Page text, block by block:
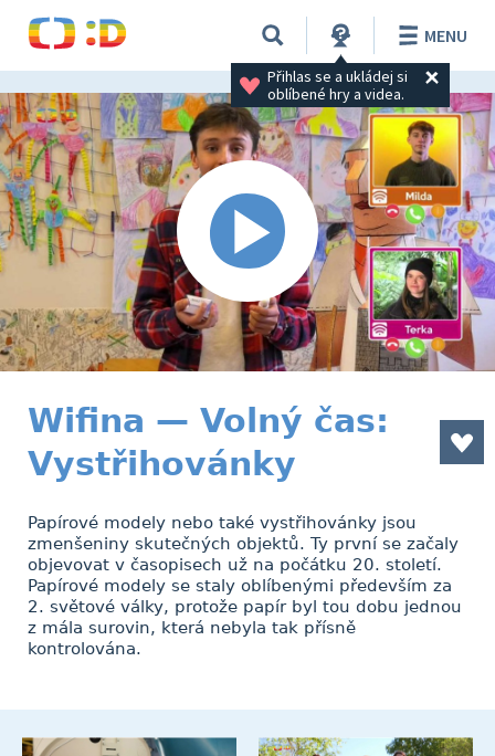
Přihlas se a ukládej si
oblíbené hry a videa.
MENU
Wifina — Volný čas:
Vystřihovánky
Papírové modely nebo také vystřihovánky jsou
zmenšeniny skutečných objektů. Ty první se začaly
objevovat v časopisech už na počátku 20. století.
Papírové modely se staly oblíbenými především za
2. světové války, protože papír byl tou dobu jednou
z mála surovin, která nebyla tak přísně
kontrolována.